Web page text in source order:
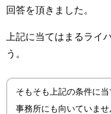
回答を頂きました。
上記に当てはまるライ
う。
そもそも上記の条件に
事務所にも向いていませ